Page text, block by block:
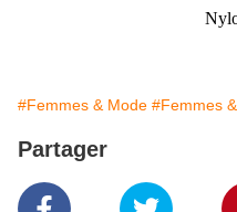
#Femmes & Mode #Femmes
Partager